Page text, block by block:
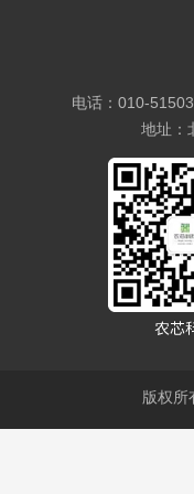
电话：010-
地址：
版权